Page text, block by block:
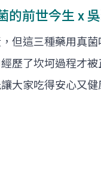
的前世今生 x
但這三種藥用真
歷了坎坷過程才
大家吃得安心又